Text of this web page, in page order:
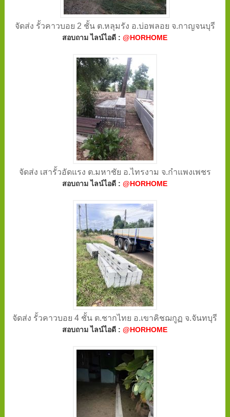
จัดส่ง รั้วคาวบอย 2 ชั้น ต.หลุมรัง อ.บ่อพลอย จ.กาญจนบุรี
สอบถาม ไลน์ไอดี :@HORHOME
จัดส่ง เสารั้วอัดแรง ต.มหาชัย อ.ไทรงาม จ.กำแพงเพชร
สอบถาม ไลน์ไอดี :@HORHOME
จัดส่ง รั้วคาวบอย 4 ชั้น ต.ชากไทย อ.เขาคิชฌกูฏ จ.จันทบุรี
สอบถาม ไลน์ไอดี :@HORHOME